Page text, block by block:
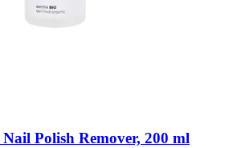
Nail Polish Remover, 200 ml